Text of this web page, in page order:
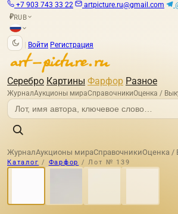
+7 903 743 33 22 artpicture.ru@gmail.com
₽RUB
Войти Регистрация
Серебро Картины Фарфор Разное
ЖурналАукционы мираСправочникиОценка /
ЖурналАукционы мираСправочникиОценка /
Каталог / Фарфор / Лот № 139